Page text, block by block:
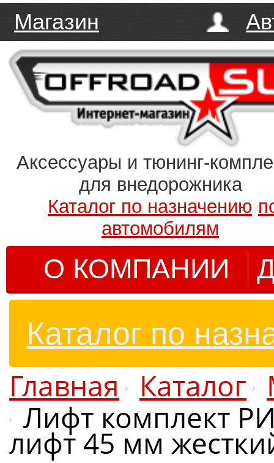
Магазин
Аксессуары и тюнинг-
для внедорожника
Каталог по назначению
автомобилям
О КОМПАНИИ
Каталог по
Главная Каталог
Лифт комплект
лифт 45 мм